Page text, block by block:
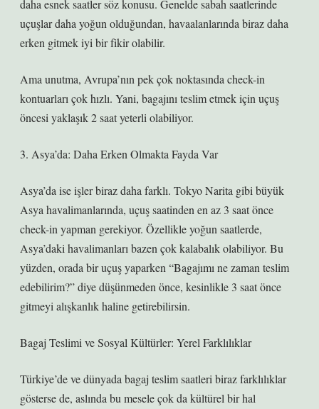
daha esnek saatler söz konusu. Genelde sabah saatlerinde
uçuşlar daha yoğun olduğundan, havaalanlarında biraz daha
erken gitmek iyi bir fikir olabilir.
Ama unutma, Avrupa’nın pek çok noktasında check-in
kontuarları çok hızlı. Yani, bagajını teslim etmek için uçuş
öncesi yaklaşık 2 saat yeterli olabiliyor.
3. Asya’da: Daha Erken Olmakta Fayda Var
Asya’da ise işler biraz daha farklı. Tokyo Narita gibi büyük
Asya havalimanlarında, uçuş saatinden en az 3 saat önce
check-in yapman gerekiyor. Özellikle yoğun saatlerde,
Asya’daki havalimanları bazen çok kalabalık olabiliyor. Bu
yüzden, orada bir uçuş yaparken “Bagajımı ne zaman teslim
edebilirim?” diye düşünmeden önce, kesinlikle 3 saat önce
gitmeyi alışkanlık haline getirebilirsin.
Bagaj Teslimi ve Sosyal Kültürler: Yerel Farklılıklar
Türkiye’de ve dünyada bagaj teslim saatleri biraz farklılıklar
gösterse de, aslında bu mesele çok da kültürel bir hal